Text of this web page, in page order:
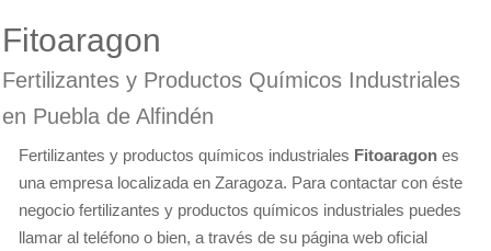
Fitoaragon
Fertilizantes y Productos Químicos Industriales
en Puebla de Alfindén
Fertilizantes y productos químicos industriales Fitoaragon es
una empresa localizada en Zaragoza. Para contactar con éste
negocio fertilizantes y productos químicos industriales puedes
llamar al teléfono o bien, a través de su página web oficial